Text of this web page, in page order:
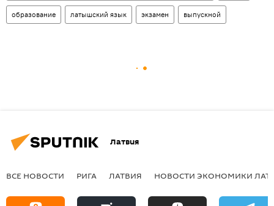
образование латышский язык экзамен выпускной
Латвия
ВСЕ НОВОСТИ РИГА ЛАТВИЯ НОВОСТИ ЭКОНОМИКИ